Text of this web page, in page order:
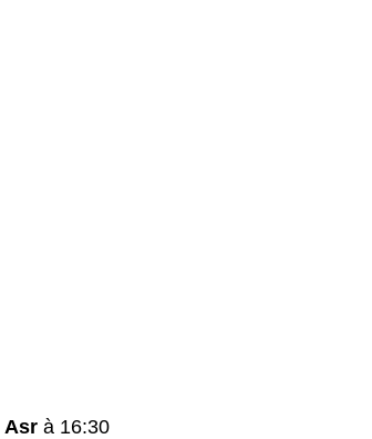
Asr à 16:30